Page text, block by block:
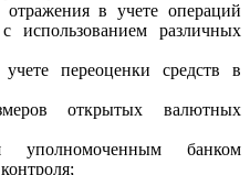
в учете операций
использованием различных
переоценки средств в
открытых валютных
уполномоченным банком